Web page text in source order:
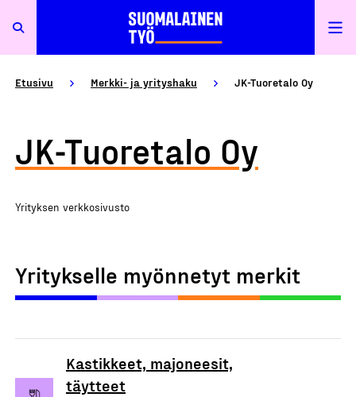
Etusivu Merkki- ja yrityshaku JK-Tuoretalo Oy
JK-Tuoretalo Oy
Yrityksen verkkosivusto
Yritykselle myönnetyt merkit
Kastikkeet, majoneesit,
täytteet